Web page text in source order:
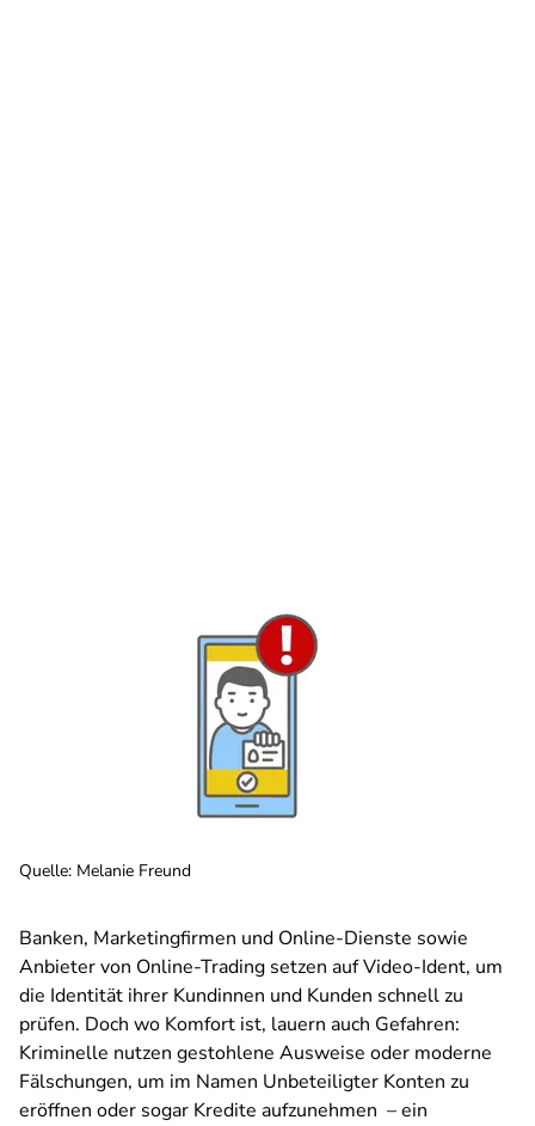
Quelle: Melanie Freund
Banken, Marketingfirmen und Online-Dienste sowie
Anbieter von Online-Trading setzen auf Video-Ident, um
die Identität ihrer Kundinnen und Kunden schnell zu
prüfen. Doch wo Komfort ist, lauern auch Gefahren:
Kriminelle nutzen gestohlene Ausweise oder moderne
Fälschungen, um im Namen Unbeteiligter Konten zu
eröffnen oder sogar Kredite aufzunehmen – ein